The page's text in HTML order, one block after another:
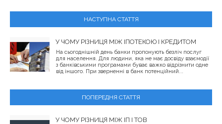
НАСТУПНА СТАТТЯ
У ЧОМУ РІЗНИЦЯ МІЖ ІПОТЕКОЮ І КРЕДИТОМ
На сьогоднішній день банки пропонують безліч послуг
для населення. Для людини, яка не має досвіду взаємодії
з банківськими програмами буває важко відрізнити одне
від іншого. При зверненні в банк потенційний...
ПОПЕРЕДНЯ СТАТТЯ
У ЧОМУ РІЗНИЦЯ МІЖ ІП І ТОВ